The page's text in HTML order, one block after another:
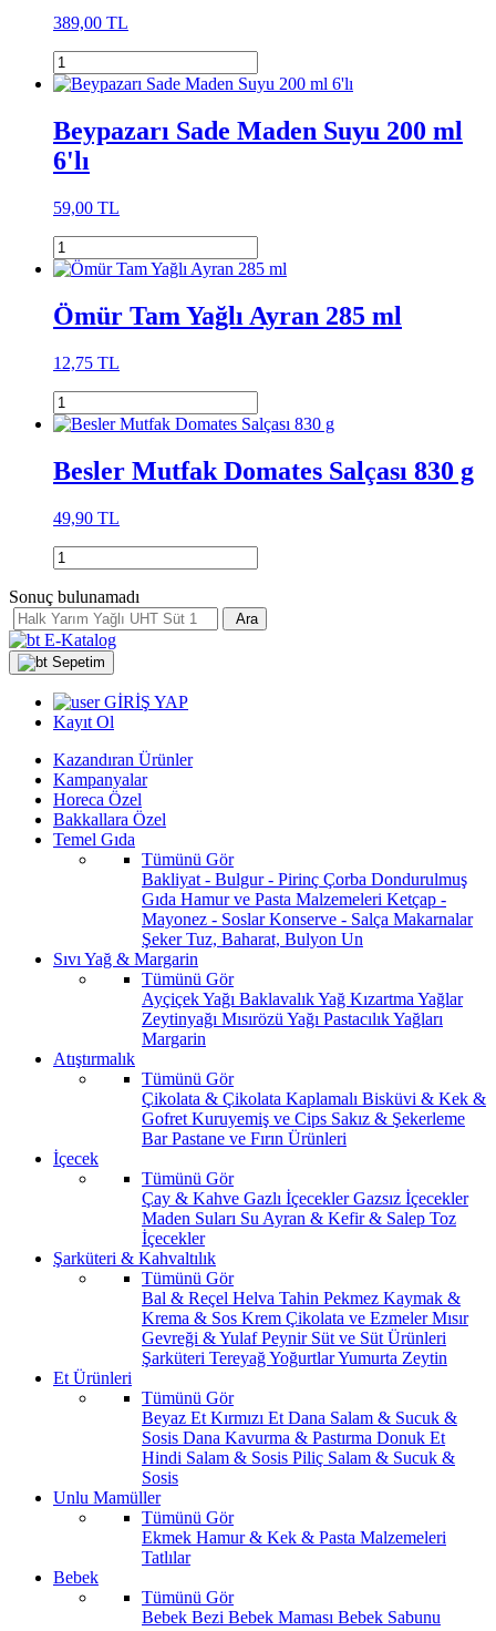
389,00 TL
Beypazarı Sade Maden Suyu 200 ml
6'lı
59,00 TL
Ömür Tam Yağlı Ayran 285 ml
12,75 TL
Besler Mutfak Domates Salçası 830 g
49,90 TL
Sonuç bulunamadı
Ara
E-Katalog
Sepetim
GİRİŞ YAP
Kayıt Ol
Kazandıran Ürünler
Kampanyalar
Horeca Özel
Bakkallara Özel
Temel Gıda
Tümünü Gör
Bakliyat - Bulgur - Pirinç Çorba Dondurulmuş
Gıda Hamur ve Pasta Malzemeleri Ketçap -
Mayonez - SoslarKonserve - Salça Makarnalar
ŞekerTuz, Baharat, Bulyon Un
Sıvı Yağ & Margarin
Tümünü Gör
Ayçiçek Yağı Baklavalık Yağ Kızartma Yağlar
Zeytinyağı Mısırözü Yağı Pastacılık Yağları
Margarin
Atıştırmalık
Tümünü Gör
Çikolata & Çikolata Kaplamalı Bisküvi & Kek &
Gofret Kuruyemiş ve Cips Sakız & Şekerleme
BarPastane ve Fırın Ürünleri
İçecek
Tümünü Gör
Çay & Kahve Gazlı İçeceklerGazsız İçecekler
Maden Suları Su Ayran & Kefir & Salep Toz
İçecekler
Şarküteri & Kahvaltılık
Tümünü Gör
Bal & Reçel Helva Tahin Pekmez Kaymak &
Krema & Sos Krem Çikolata ve EzmelerMısır
Gevreği & YulafPeynir Süt ve Süt Ürünleri
Şarküteri TereyağYoğurtlarYumurta Zeytin
Et Ürünleri
Tümünü Gör
Beyaz Et Kırmızı Et Dana Salam & Sucuk &
Sosis Dana Kavurma & Pastırma Donuk Et
Hindi Salam & Sosis Piliç Salam & Sucuk &
Sosis
Unlu Mamüller
Tümünü Gör
Ekmek Hamur & Kek & Pasta Malzemeleri
Tatlılar
Bebek
Tümünü Gör
Bebek Bezi Bebek Maması Bebek Sabunu